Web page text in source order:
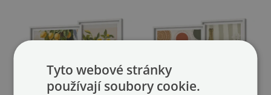
Tyto webové stránky
používají soubory cookie.